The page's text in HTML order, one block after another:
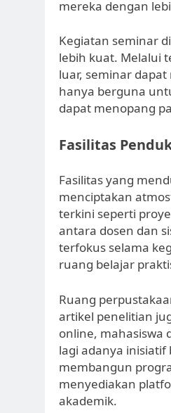
mereka dengan
Kegiatan seminar
lebih kuat. Melalui
luar, seminar
hanya berguna
dapat menopang
Fasilitas
Fasilitas yang
menciptakan
terkini seperti
antara dosen dan
terfokus selama
ruang belajar
Ruang
artikel penelitian
online, mahasiswa
lagi adanya
membangun
menyediakan
akademik.